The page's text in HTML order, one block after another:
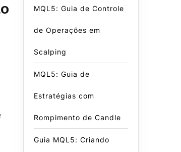
MQL5: Guia de Controle
de Operações em
Scalping
MQL5: Guia de
Estratégias com
Rompimento de Candle
Guia MQL5: Criando